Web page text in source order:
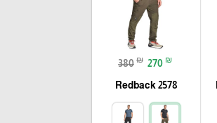
380 ₪ 270 ₪
Redback 2578